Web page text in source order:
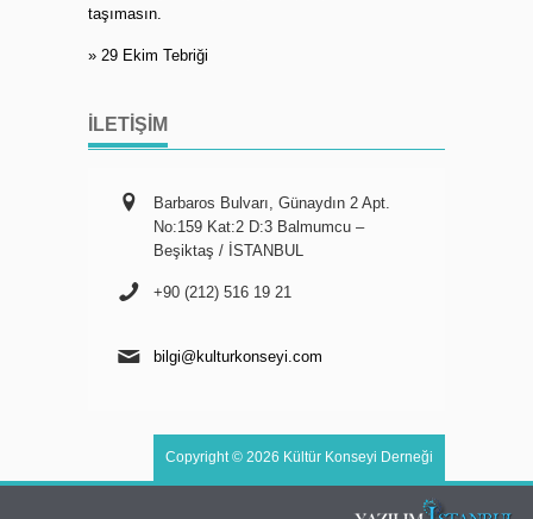
taşımasın.
» 29 Ekim Tebriği
İLETIŞIM
Barbaros Bulvarı, Günaydın 2 Apt.
No:159 Kat:2 D:3 Balmumcu –
Beşiktaş / İSTANBUL
+90 (212) 516 19 21
bilgi@kulturkonseyi.com
Copyright © 2026 Kültür Konseyi Derneği